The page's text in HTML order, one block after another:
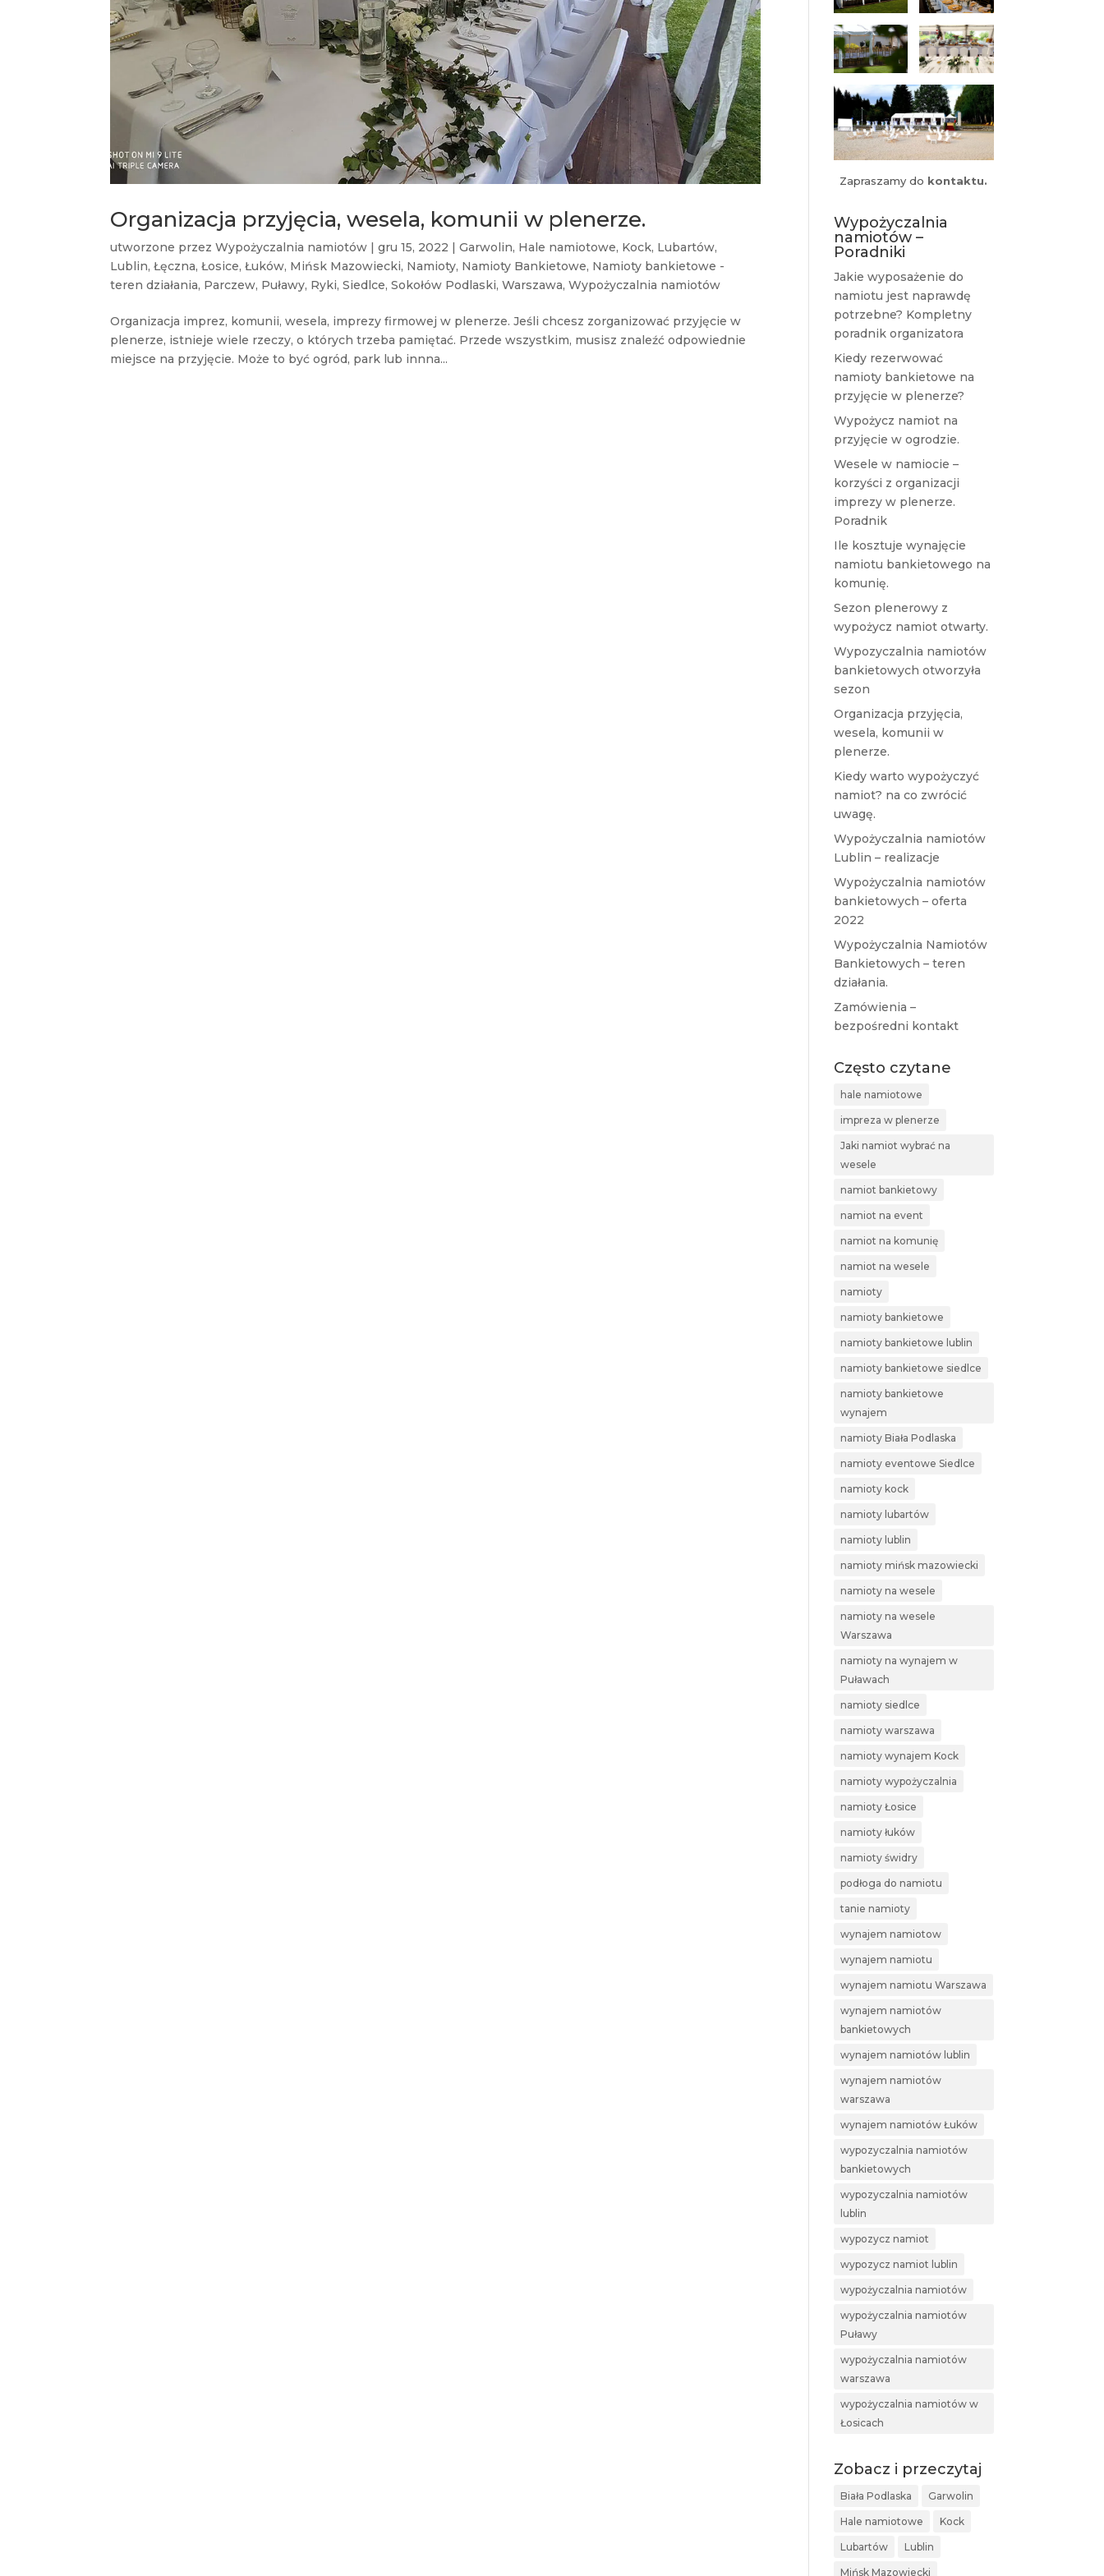
Organizacja przyjęcia, wesela, komunii w plenerze.
utworzone przezWypożyczalnia namiotów |gru 15, 2022 |Garwolin, Hale namiotowe, Kock, Lubartów,
Lublin,Łęczna,Łosice,Łuków, Mińsk Mazowiecki, Namioty, Namioty Bankietowe, Namioty bankietowe -
teren działania, Parczew, Puławy, Ryki,Siedlce,Sokołów Podlaski,Warszawa,Wypożyczalnia namiotów
Organizacja imprez, komunii, wesela, imprezy firmowej w plenerze. Jeśli chcesz zorganizować przyjęcie w
plenerze, istnieje wiele rzeczy, o których trzeba pamiętać. Przede wszystkim, musisz znaleźć odpowiednie
miejsce na przyjęcie. Może to być ogród, park lub innna...
Zapraszamy do kontaktu.
Wypożyczalnia
namiotów –
Poradniki
Jakie wyposażenie do
namiotu jest naprawdę
potrzebne? Kompletny
poradnik organizatora
Kiedy rezerwować
namioty bankietowe na
przyjęcie w plenerze?
Wypożycz namiot na
przyjęcie w ogrodzie.
Wesele w namiocie –
korzyści z organizacji
imprezy w plenerze.
Poradnik
Ile kosztuje wynajęcie
namiotu bankietowego na
komunię.
Sezon plenerowy z
wypożycz namiot otwarty.
Wypozyczalnia namiotów
bankietowych otworzyła
sezon
Organizacja przyjęcia,
wesela, komunii w
plenerze.
Kiedy warto wypożyczyć
namiot? na co zwrócić
uwagę.
Wypożyczalnia namiotów
Lublin – realizacje
Wypożyczalnia namiotów
bankietowych – oferta
2022
Wypożyczalnia Namiotów
Bankietowych – teren
działania.
Zamówienia –
bezpośredni kontakt
Często czytane
hale namiotowe
impreza w plenerze
Jaki namiot wybrać na
wesele
namiot bankietowy
namiot na event
namiot na komunię
namiot na wesele
namioty
namioty bankietowe
namioty bankietowe lublin
namioty bankietowe siedlce
namioty bankietowe
wynajem
namioty Biała Podlaska
namioty eventowe Siedlce
namioty kock
namioty lubartów
namioty lublin
namioty mińsk mazowiecki
namioty na wesele
namioty na wesele
Warszawa
namioty na wynajem w
Puławach
namioty siedlce
namioty warszawa
namioty wynajem Kock
namioty wypożyczalnia
namioty Łosice
namioty łuków
namioty świdry
podłoga do namiotu
tanie namioty
wynajem namiotow
wynajem namiotu
wynajem namiotu Warszawa
wynajem namiotów
bankietowych
wynajem namiotów lublin
wynajem namiotów
warszawa
wynajem namiotów Łuków
wypozyczalnia namiotów
bankietowych
wypozyczalnia namiotów
lublin
wypozycz namiot
wypozycz namiot lublin
wypożyczalnia namiotów
wypożyczalnia namiotów
Puławy
wypożyczalnia namiotów
warszawa
wypożyczalnia namiotów w
Łosicach
Zobacz i przeczytaj
Biała Podlaska Garwolin
Hale namiotowe Kock
Lubartów Lublin
Mińsk Mazowiecki